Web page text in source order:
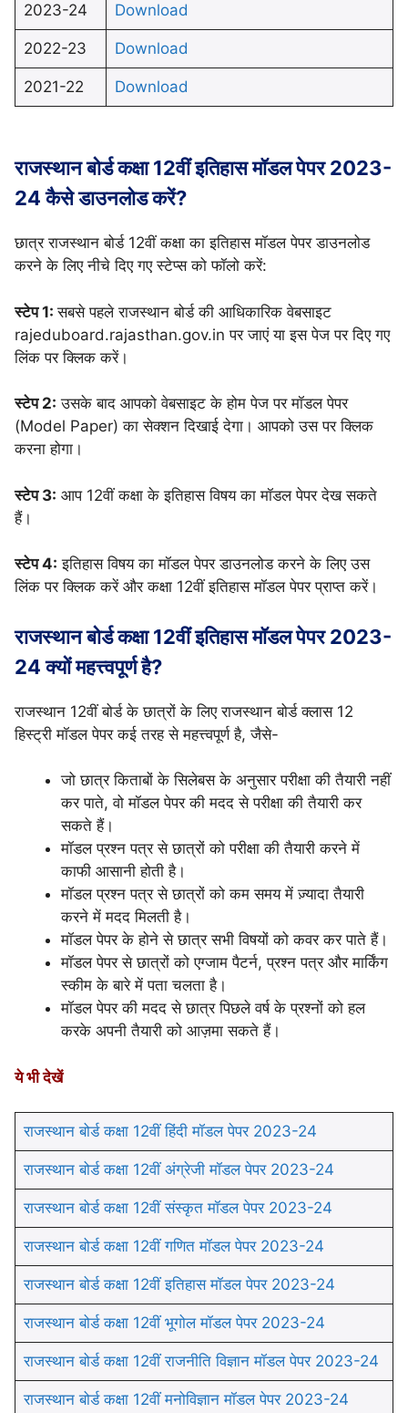
2023-24 Download
2022-23 Download
2021-22 Download
राजस्थान बोर्ड कक्षा 12वीं इतिहास मॉडल पेपर 2023-
24 कैसे डाउनलोड करें?
छात्र राजस्थान बोर्ड 12वीं कक्षा का इतिहास मॉडल पेपर डाउनलोड
करने के लिए नीचे दिए गए स्टेप्स को फॉलो करें:
स्टेप 1:सबसे पहले राजस्थान बोर्ड की आधिकारिक वेबसाइट
rajeduboard.rajasthan.gov.in पर जाएं या इस पेज पर दिए गए
लिंक पर क्लिक करें।
स्टेप 2: उसके बाद आपको वेबसाइट के होम पेज पर मॉडल पेपर
(Model Paper) का सेक्शन दिखाई देगा। आपको उस पर क्लिक
करना होगा।
स्टेप 3: आप 12वीं कक्षा के इतिहास विषय का मॉडल पेपर देख सकते
हैं।
स्टेप 4: इतिहास विषय का मॉडल पेपर डाउनलोड करने के लिए उस
लिंक पर क्लिक करें और कक्षा 12वीं इतिहास मॉडल पेपर प्राप्त करें।
राजस्थान बोर्ड कक्षा 12वीं इतिहास मॉडल पेपर 2023-
24 क्यों महत्त्वपूर्ण है?
राजस्थान 12वीं बोर्ड के छात्रों के लिए राजस्थान बोर्ड क्लास 12
हिस्ट्री मॉडल पेपर कई तरह से महत्त्वपूर्ण है, जैसे-
जो छात्र किताबों के सिलेबस के अनुसार परीक्षा की तैयारी नहीं
कर पाते, वो मॉडल पेपर की मदद से परीक्षा की तैयारी कर
सकते हैं।
मॉडल प्रश्न पत्र से छात्रों को परीक्षा की तैयारी करने में
काफी आसानी होती है।
मॉडल प्रश्न पत्र से छात्रों को कम समय में ज़्यादा तैयारी
करने में मदद मिलती है।
मॉडल पेपर के होने से छात्र सभी विषयों को कवर कर पाते हैं।
मॉडल पेपर से छात्रों को एग्जाम पैटर्न, प्रश्न पत्र और मार्किंग
स्कीम के बारे में पता चलता है।
मॉडल पेपर की मदद से छात्र पिछले वर्ष के प्रश्नों को हल
करके अपनी तैयारी को आज़मा सकते हैं।
ये भी देखें
राजस्थान बोर्ड कक्षा 12वीं हिंदी मॉडल पेपर 2023-24
राजस्थान बोर्ड कक्षा 12वीं अंग्रेजी मॉडल पेपर 2023-24
राजस्थान बोर्ड कक्षा 12वीं संस्कृत मॉडल पेपर 2023-24
राजस्थान बोर्ड कक्षा 12वीं गणित मॉडल पेपर 2023-24
राजस्थान बोर्ड कक्षा 12वीं इतिहास मॉडल पेपर 2023-24
राजस्थान बोर्ड कक्षा 12वीं भूगोल मॉडल पेपर 2023-24
राजस्थान बोर्ड कक्षा 12वीं राजनीति विज्ञान मॉडल पेपर 2023-24
राजस्थान बोर्ड कक्षा 12वीं मनोविज्ञान मॉडल पेपर 2023-24